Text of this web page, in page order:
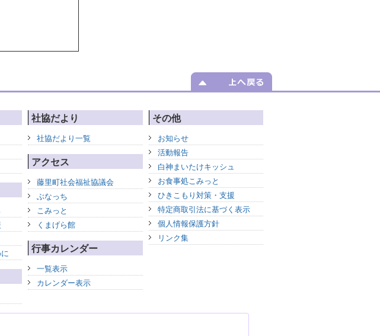
社協だより
社協だより一覧
アクセス
藤里町社会福祉協議会
ぶなっち
こみっと
くまげら館
行事カレンダー
一覧表示
カレンダー表示
その他
お知らせ
活動報告
白神まいたけキッシュ
お食事処こみっと
ひきこもり対策・支援
特定商取引法に基づく表示
個人情報保護方針
リンク集